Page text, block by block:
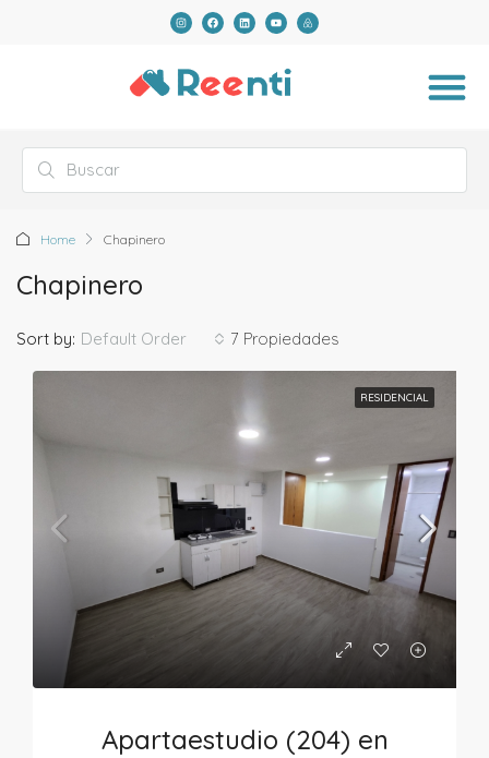
Home Chapinero
Chapinero
7 Propiedades
Sort by: Default Order
RESIDENCIAL
Apartaestudio (204) en